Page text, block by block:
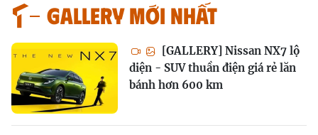
GALLERY MỚI NHẤT
[GALLERY] Nissan NX7 lộ
diện - SUV thuần điện giá rẻ lăn
bánh hơn 600 km